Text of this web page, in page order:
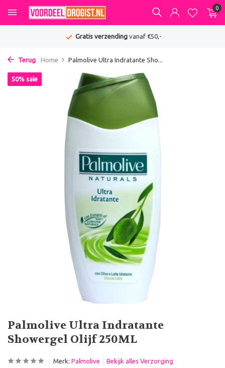
0
Gratis verzendingvanaf €50,-
Terug Home Palmolive Ultra Indratante Sho...
Palmolive Ultra Indratante
Showergel Olijf 250ML
50% sale
Merk: Palmolive Bekijk alles Verzorging